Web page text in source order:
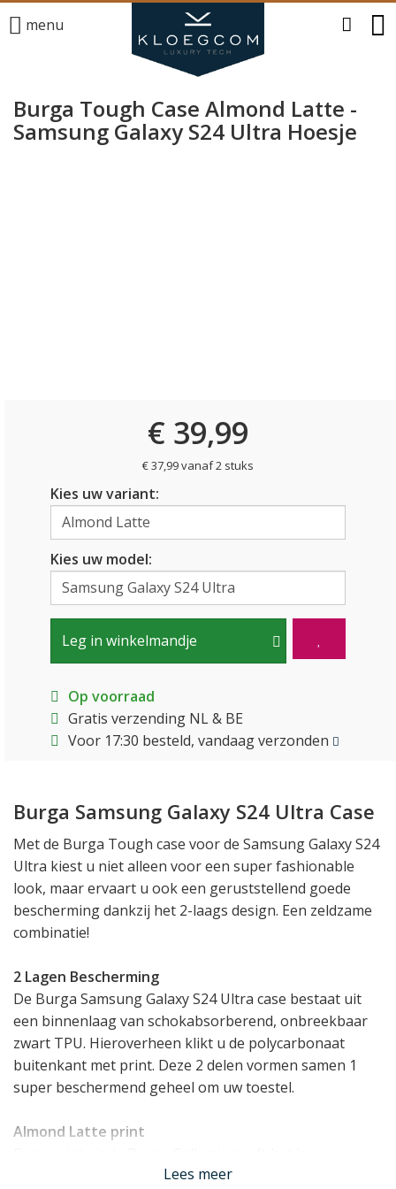
menu
Burga Tough Case Almond Latte -
Samsung Galaxy S24 Ultra Hoesje
€ 39,99
€ 37,99 vanaf 2 stuks
Kies uw variant:
Kies uw model:
Leg in winkelmandje
Op voorraad
Gratis verzending NL & BE
Voor 17:30 besteld, vandaag verzonden
Burga Samsung Galaxy S24 Ultra Case
Met de Burga Tough case voor de Samsung Galaxy S24
Ultra kiest u niet alleen voor een super fashionable
look, maar ervaart u ook een geruststellend goede
bescherming dankzij het 2-laags design. Een zeldzame
combinatie!
2 Lagen Bescherming
De Burga Samsung Galaxy S24 Ultra case bestaat uit
een binnenlaag van schokabsorberend, onbreekbaar
zwart TPU. Hieroverheen klikt u de polycarbonaat
buitenkant met print. Deze 2 delen vormen samen 1
super beschermend geheel om uw toestel.
Almond Latte print
unieke uitstraling waarmee uw Galaxy S24 Ultra van
Lees meer